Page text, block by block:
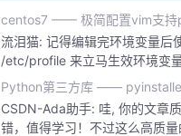
docker
arcpy
pyqt5
流泪猫: 记得编辑完环境变量后
/etc/profile 来立马生效环境变
CSDN-Ada助手: 哇, 你的文章
错，值得学习！不过这么高质量